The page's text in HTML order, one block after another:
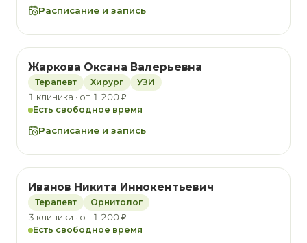
Расписание и запись
Жаркова Оксана Валерьевна
Терапевт Хирург УЗИ
1 клиника · от 1 200 ₽
Есть свободное время
Расписание и запись
Иванов Никита Иннокентьевич
Терапевт Орнитолог
3 клиники · от 1 200 ₽
Есть свободное время